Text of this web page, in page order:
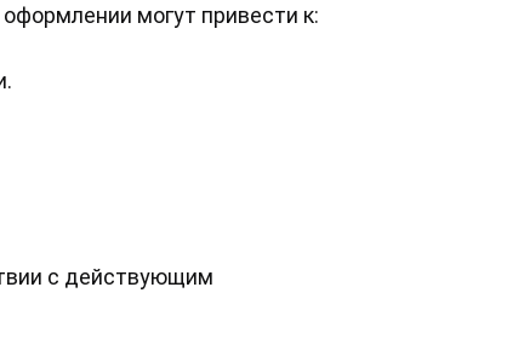
могут привести к:
с действующим